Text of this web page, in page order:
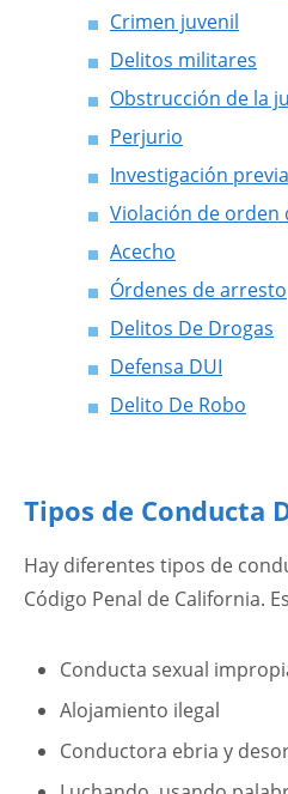
Crimen juvenil
Delitos militares
Obstrucción de la
Perjurio
Investigación
Violación de orden
Acecho
Órdenes de arresto
Delitos De Drogas
Defensa DUI
Delito De Robo
Tipos de Conducta
Hay diferentes tipos de
Código Penal de California.
Conducta sexual
Alojamiento ilegal
Conductora ebria y